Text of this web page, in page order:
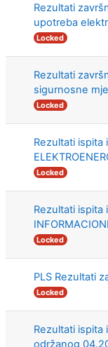
Rezultati
upotreba
Locked
Rezultati
sigurnosne
Locked
Rezultati ispita
Locked
Rezultati ispita
Locked
PLS Rezultati
Locked
Rezultati ispita
održanog